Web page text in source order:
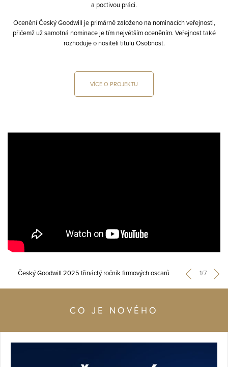
a poctivou práci.
Ocenění Český Goodwill je primárně založeno na nominacích veřejnosti,
přičemž už samotná nominace je tím největším oceněním. Veřejnost také
rozhoduje o nositeli titulu Osobnost.
VÍCE O PROJEKTU
Český Goodwill 2025 třináctý ročník firmových oscarů 1/7
CO JE NOVÉHO